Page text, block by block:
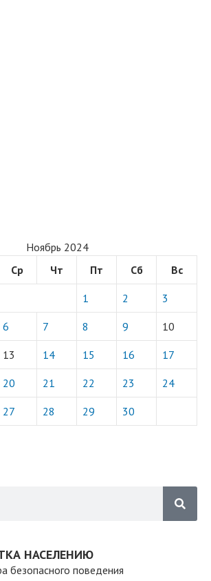
Ноябрь 2024
Ср Чт Пт Сб Вс
1 2 3
6 7 8 9 10
13 14 15 16 17
20 21 22 23 24
27 28 29 30
НАСЕЛЕНИЮ
безопасного поведения